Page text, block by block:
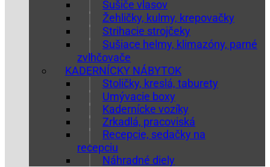
Sušiče vlasov
Žehličky, kulmy, krepovačky
Strihacie strojčeky
Sušiace helmy, klimazóny, parné
zvlhčovače
KADERNÍCKY NÁBYTOK
Stoličky, kreslá, taburety
Umývacie boxy
Kadernícke vozíky
Zrkadlá, pracoviská
Recepcie, sedačky na
recepciu
Náhradné diely